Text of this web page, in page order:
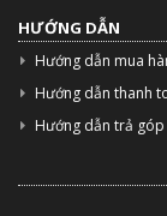
HƯỚNG DẪN
Hướng dẫn mua
Hướng dẫn thanh
Hướng dẫn trả góp